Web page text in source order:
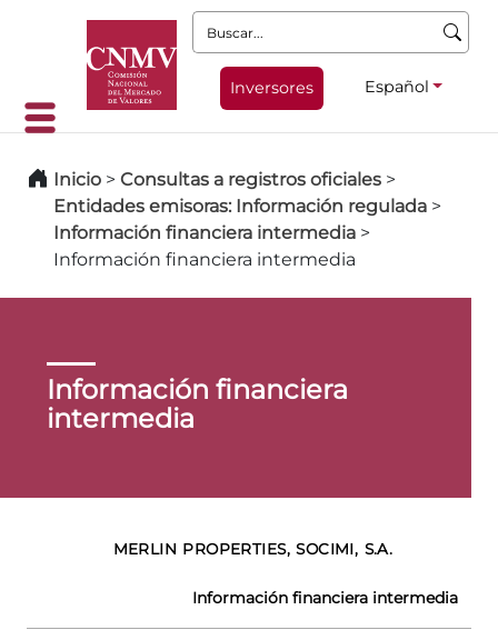
Buscar:
Inversores Español
Inicio > Consultas a registros oficiales >
Entidades emisoras: Información regulada >
Información financiera intermedia >
Información financiera intermedia
Información financiera
intermedia
MERLIN PROPERTIES, SOCIMI, S.A.
Información financiera intermedia